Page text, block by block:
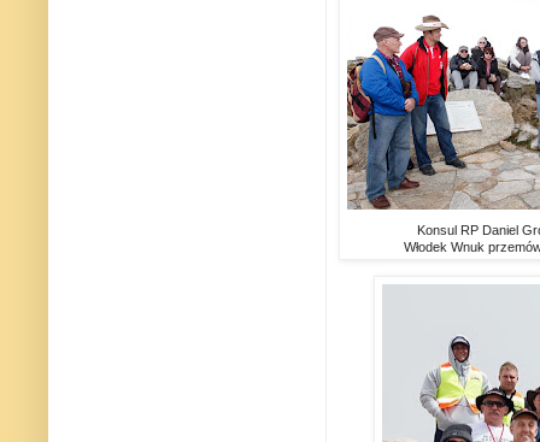
Konsul RP Daniel
Włodek Wnuk